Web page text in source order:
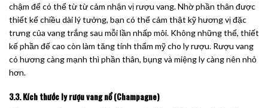
chậm để có thể từ từ cảm nhận vị rượu vang. Nhờ phần thân được
thiết kế chiều dài lý tưởng, bạn có thể cảm thật kỹ hương vị đặc
trưng của vang trắng sau mỗi lần nhấp môi. Không những thế, thiết
kế phần đế cao còn làm tăng tính thẩm mỹ cho ly rượu. Rượu vang
có hương càng mạnh thì phần thân, bụng và miệng ly càng nên nhỏ
hơn.
3.3. Kích thước ly rượu vang nổ (Champagne)